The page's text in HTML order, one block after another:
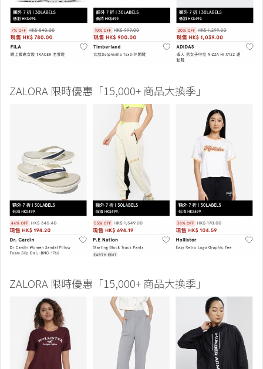
ZALORA 限時優惠「15,000+ 商品大換季」
ZALORA 限時優惠「15,000+ 商品大換季」